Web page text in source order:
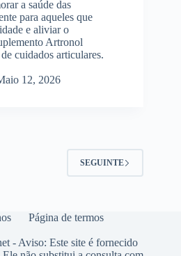
a saúde das
para aqueles que
e aliviar o
Artronol
cuidados articulares.
12, 2026
SEGUINTE
Página de termos
- Aviso: Este site é fornecido